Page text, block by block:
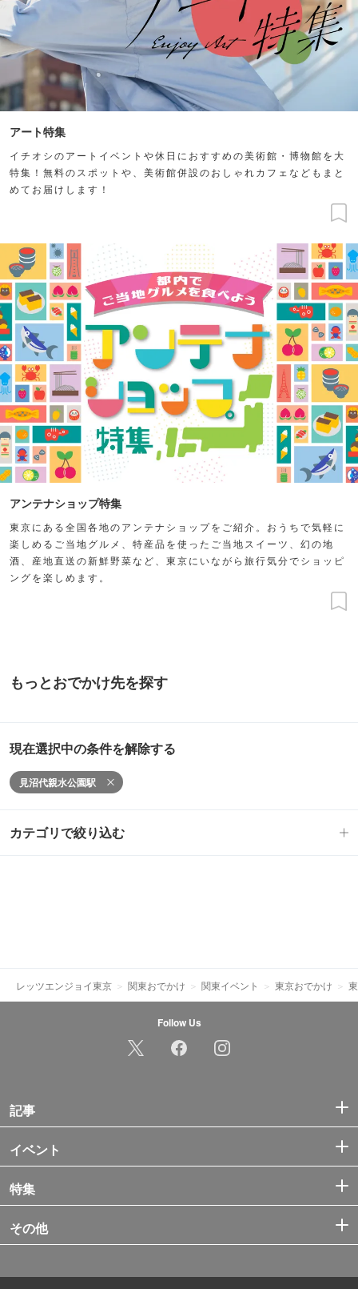
アート特集
イチオシのアートイベントや休日におすすめの美術館・博物館を大
特集！無料のスポットや、美術館併設のおしゃれカフェなどもまと
めてお届けします！
アンテナショップ特集
東京にある全国各地のアンテナショップをご紹介。おうちで気軽に
楽しめるご当地グルメ、特産品を使ったご当地スイーツ、幻の地
酒、産地直送の新鮮野菜など、東京にいながら旅行気分でショッピ
ングを楽しめます。
もっとおでかけ先を探す
現在選択中の条件を解除する
見沼代親水公園駅
カテゴリで絞り込む
レッツエンジョイ東京 関東おでかけ 関東イベント 東京おでかけ
Follow Us
記事
イベント
特集
その他